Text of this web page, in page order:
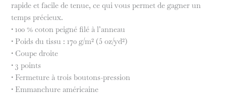
rapide et facile de tenue, ce qui vous permet de gagner un
temps précieux.
• 100 % coton peigné filé à l’anneau
• Poids du tissu : 170 g/m² (5 oz/yd²)
• Coupe droite
• 3 points
• Fermeture à trois boutons-pression
• Emmanchure américaine